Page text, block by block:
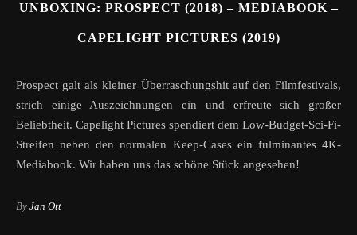
UNBOXING: PROSPECT (2018) – MEDIABOOK –
CAPELIGHT PICTURES (2019)
Prospect galt als kleiner Überraschungshit auf den Filmfestivals,
strich einige Auszeichnungen ein und erfreute sich großer
Beliebtheit. Capelight Pictures spendiert dem Low-Budget-Sci-Fi-
Streifen neben den normalen Keep-Cases ein fulminantes 4K-
Mediabook. Wir haben uns das schöne Stück angesehen!
By Jan Ott